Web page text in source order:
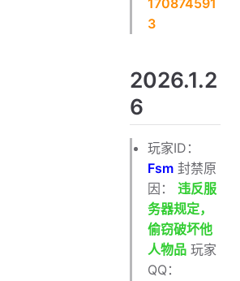
170874591
3
2026.1.2
6
玩家ID：
Fsm 封禁原
因：违反服
务器规定，
偷窃破坏他
人物品 玩家
QQ：